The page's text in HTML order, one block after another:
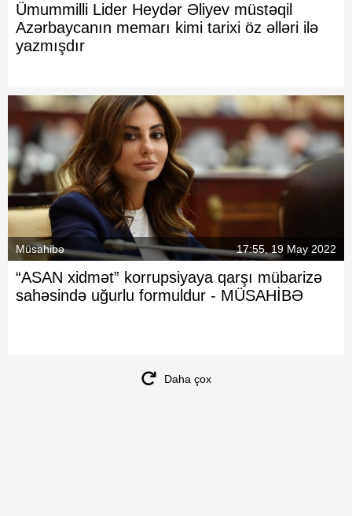
Ümummilli Lider Heydər Əliyev müstəqil
Azərbaycanın memarı kimi tarixi öz əlləri ilə
yazmışdır
Müsahibə 17:55, 19 May 2022
“ASAN xidmət” korrupsiyaya qarşı mübarizə
sahəsində uğurlu formuldur - MÜSAHİBƏ
Daha çox